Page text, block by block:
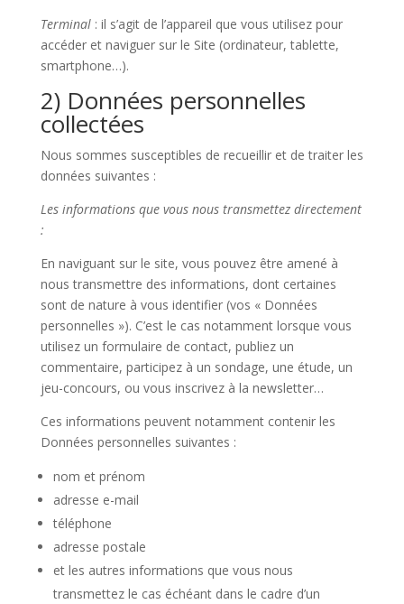
Terminal: il s’agit de l’appareil que vous utilisez pour
accéder et naviguer sur le Site (ordinateur, tablette,
smartphone…).
2) Données personnelles
collectées
Nous sommes susceptibles de recueillir et de traiter les
données suivantes :
Les informations que vous nous transmettez directement
:
En naviguant sur le site, vous pouvez être amené à
nous transmettre des informations, dont certaines
sont de nature à vous identifier (vos « Données
personnelles »). C’est le cas notamment lorsque vous
utilisez un formulaire de contact, publiez un
commentaire, participez à un sondage, une étude, un
jeu-concours, ou vous inscrivez à la newsletter…
Ces informations peuvent notamment contenir les
Données personnelles suivantes :
nom et prénom
adresse e-mail
téléphone
adresse postale
et les autres informations que vous nous
transmettez le cas échéant dans le cadre d’un